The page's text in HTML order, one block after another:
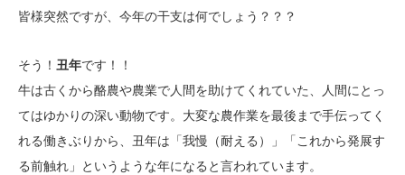
皆様突然ですが、今年の干支は何でしょう？？？
そう！ 丑年です！！
牛は古くから酪農や農業で人間を助けてくれていた、人間にとっ
てはゆかりの深い動物です。大変な農作業を最後まで手伝ってく
れる働きぶりから、丑年は「我慢（耐える）」「これから発展す
る前触れ」というような年になると言われています。